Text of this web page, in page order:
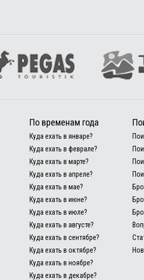
По временам года
Куда ехать в январе?
Куда ехать в феврале?
Куда ехать в марте?
Куда ехать в апреле?
Куда ехать в мае?
Куда ехать в июне?
Куда ехать в июле?
Куда ехать в августе?
Куда ехать в сентябре?
Куда ехать в октябре?
Куда ехать в ноябре?
Куда ехать в декабре?